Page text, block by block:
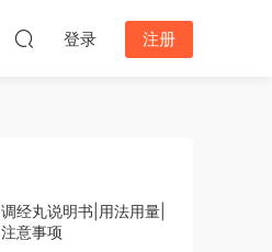
登录 注册
调经丸说明书|用法用量|
注意事项